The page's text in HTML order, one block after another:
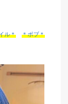
ル＊ ＊ボブ＊